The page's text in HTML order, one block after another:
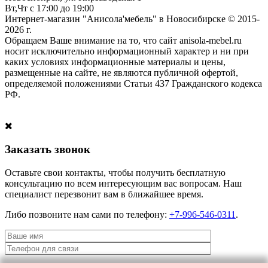
Вт,Чт с 17:00 до 19:00
Интернет-магазин "Анисола'мебель" в Новосибирске © 2015-
2026 г.
Обращаем Ваше внимание на то, что сайт anisola-mebel.ru
носит исключительно информационный характер и ни при
каких условиях информационные материалы и цены,
размещенные на сайте, не являются публичной офертой,
определяемой положениями Статьи 437 Гражданского кодекса
РФ.
Заказать звонок
Оставьте свои контакты, чтобы получить бесплатную
консультацию по всем интересующим вас вопросам. Наш
специалист перезвонит вам в ближайшее время.
Либо позвоните нам сами по телефону: +7-996-546-0311 .